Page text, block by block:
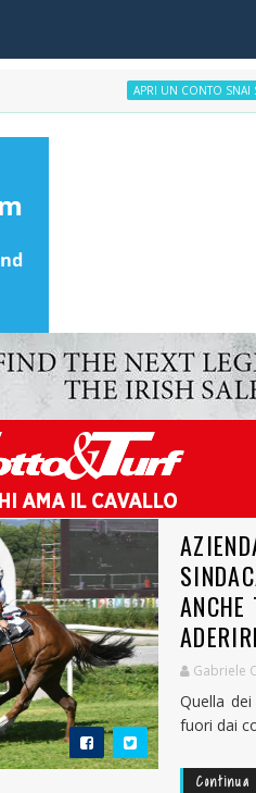
APRI UN CONTO SNAI SNAI
ANCHE
Gabriele
Quella
fuori dai